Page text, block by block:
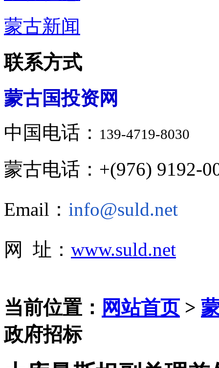
蒙古新闻
联系方式
蒙古国投资网
中国电话： 139-4719-8030
蒙古电话：+(976) 9192-
Email： info@suld.net
网 址： www.suld.net
当前位置： 网站首页>
政府招标